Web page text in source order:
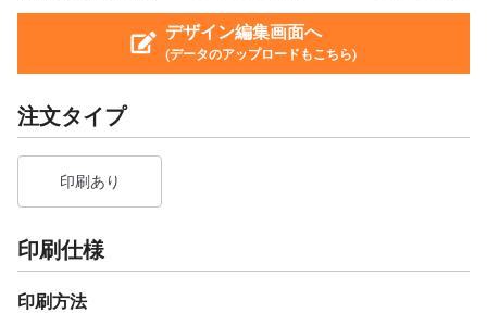
デザイン編集画面へ
(データのアップロードもこちら)
注文タイプ
印刷あり
印刷仕様
印刷方法